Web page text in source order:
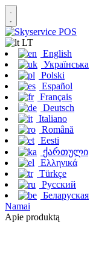
LT
English
Українська
Polski
Español
Français
Deutsch
Italiano
Română
Eesti
ქართული
Ελληνικά
Türkçe
Русский
Беларуская
Namai
Apie produktą